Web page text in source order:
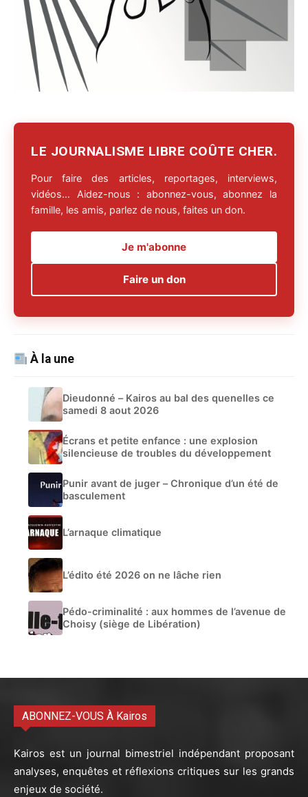
LE JOURNALISME LIBRE COÛTE CHER.
Pour faire des articles, reportages, interviews,
vidéos… Aidez-nous : abonnez-vous, abonnez la
famille, les amis, parlez de nous, faites un don.
Je m'abonne
Faire un don
À la une
Dieudonné – Kairos au bal des quenelles ce
samedi 8 aout 2026
Écrans et petite enfance : une explosion
silencieuse de troubles du développement
Punir avant de juger – Chronique d’un été de
basculement
L’arnaque climatique
L’édito été 2026 on ne lâche rien
Pédo-criminalité : aux hommes de l’avenue de
Choisy (siège de Libération)
ABONNEZ-VOUS À Kairos
Kairos est un journal bimestriel indépendant proposant
analyses, enquêtes et réflexions critiques sur les grands
enjeux de société.